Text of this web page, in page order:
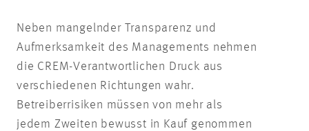
Neben mangelnder Transparenz und
Aufmerksamkeit des Managements nehmen
die CREM-Verantwortlichen Druck aus
verschiedenen Richtungen wahr.
Betreiberrisiken müssen von mehr als
jedem Zweiten bewusst in Kauf genommen